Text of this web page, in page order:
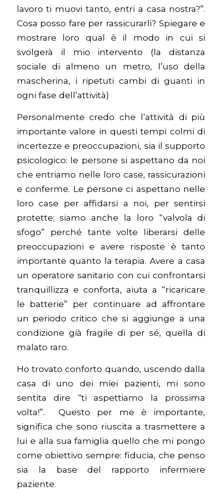
lavoro ti muovi tanto, entri a casa nostra?”.
Cosa posso fare per rassicurarli? Spiegare e
mostrare loro qual è il modo in cui si
svolgerà il mio intervento (la distanza
sociale di almeno un metro, l’uso della
mascherina, i ripetuti cambi di guanti in
ogni fase dell’attività)
Personalmente credo che l’attività di più
importante valore in questi tempi colmi di
incertezze e preoccupazioni, sia il supporto
psicologico: le persone si aspettano da noi
che entriamo nelle loro case, rassicurazioni
e conferme. Le persone ci aspettano nelle
loro case per affidarsi a noi, per sentirsi
protette; siamo anche la loro “valvola di
sfogo” perché tante volte liberarsi delle
preoccupazioni e avere risposte è tanto
importante quanto la terapia. Avere a casa
un operatore sanitario con cui confrontarsi
tranquillizza e conforta, aiuta a “ricaricare
le batterie” per continuare ad affrontare
un periodo critico che si aggiunge a una
condizione già fragile di per sé, quella di
malato raro.
Ho trovato conforto quando, uscendo dalla
casa di uno dei miei pazienti, mi sono
sentita dire “ti aspettiamo la prossima
volta!”. Questo per me è importante,
significa che sono riuscita a trasmettere a
lui e alla sua famiglia quello che mi pongo
come obiettivo sempre: fiducia, che penso
sia la base del rapporto infermiere
paziente.